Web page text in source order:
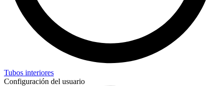
Tubos interiores
Configuración del usuario